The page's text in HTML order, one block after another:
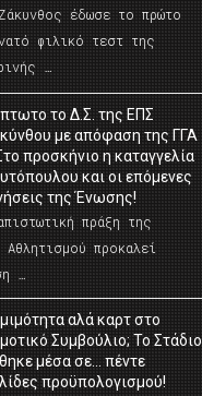
έδωσε το πρώτο
φιλικό τεστ της
…
το Δ.Σ. της ΕΠΣ
με απόφαση της ΓΓΑ
προσκήνιο η καταγγελία
και οι επόμενες
της Ένωσης!
πράξη της
προκαλεί
…
αλά καρτ στο
Συμβούλιο; Το Στάδιο
μέσα σε… πέντε
προϋπολογισμού!